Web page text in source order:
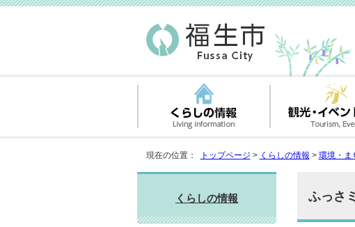
現在の位置： トップページ > くらしの情報 > 環境・ま
ふっさ
くらしの情報